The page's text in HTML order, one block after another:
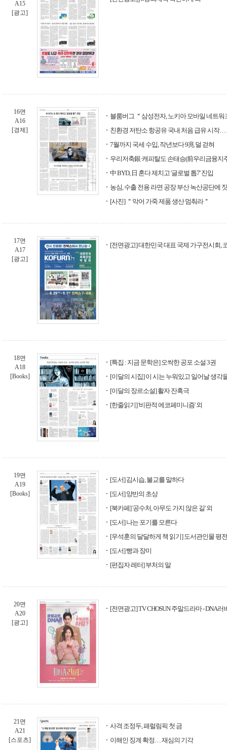
A15
[광고]
16면
A16
[경제]
블룸버그 ＂삼성전자, 노키아 모바일 네트워
친환경 저탄소 항공유 국내 처음 급유 시작…
7월까지 국세 수입, 작년보다 9兆 덜 걷혀
우리저축銀·캐피탈도 손태승(前우리금융지
中 BYD, 日 혼다 제치고 '글로벌 톱7' 진입
농심, 수출 전용 라면 공장 부산 녹산공단에
[사진] ＂악어 가죽 제품 생산 멈춰라＂
17면
A17
[광고]
[전면광고] 대한민국 대표 국제 가구전시회,
18면
A18
[Books]
[특집 : 지금 문학은] 오싹한 공포 소설 3권
[이달의 시집] 이 시는 누워있고 일어날 생각
[이달의 장르소설] 활자 잔혹극
[한줄읽기] '비판적 에코페미니즘' 외
19면
A19
[Books]
[도서] 김시습, 불교를 말하다
[도서] 양반의 초상
[북카페] '공수처, 아무도 가지 않은 길' 외
[도서] 나는 포기를 모른다
[우석훈의 달달하게 책 읽기] 도서관인물 평전
[도서] 빵과 장미
[편집자 레터] 부처의 말
20면
A20
[광고]
[전면광고] TV CHOSUN 주말드라마 - DNA러
21면
A21
[스포츠]
사격 조정두, 패럴림픽 첫 금
이해인 징계 확정… 재심의 기각